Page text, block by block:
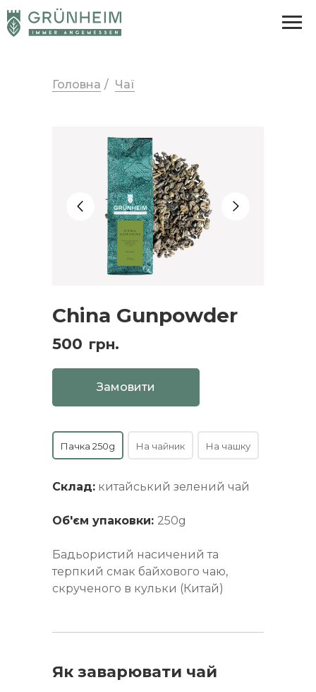
Головна / Чаї
China Gunpowder
500 грн.
Замовити
Пачка 250g На чайник На чашку
Склад: китайський зелений чай
Об'єм упаковки: 250g
Бадьористий насичений та
терпкий смак байхового чаю,
скрученого в кульки (Китай)
Як заварювати чай